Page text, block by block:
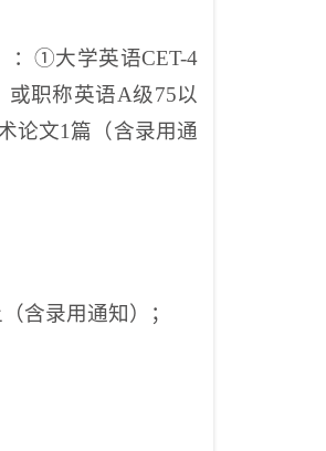
： ①大学英语CET-4
或职称英语A级75以
论文1篇（含录用通
含录用通知）；